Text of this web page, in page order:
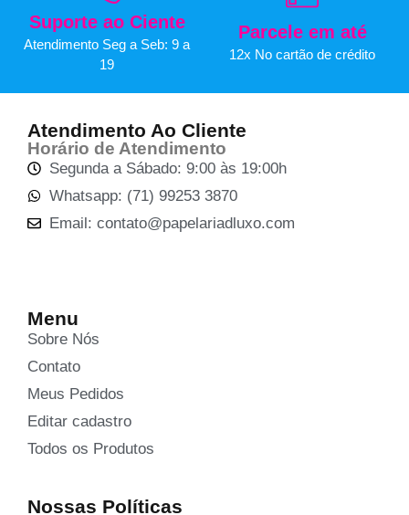
Suporte ao Ciente
Atendimento Seg a Seb: 9 a
19
Parcele em até
12x No cartão de crédito
Atendimento Ao Cliente
Horário de Atendimento
Segunda a Sábado: 9:00 às 19:00h
Whatsapp: (71) 99253 3870
Email: contato@papelariadluxo.com
Menu
Sobre Nós
Contato
Meus Pedidos
Editar cadastro
Todos os Produtos
Nossas Políticas